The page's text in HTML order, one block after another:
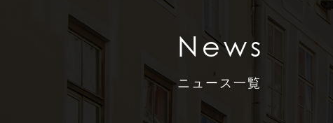
News
ニュース一覧